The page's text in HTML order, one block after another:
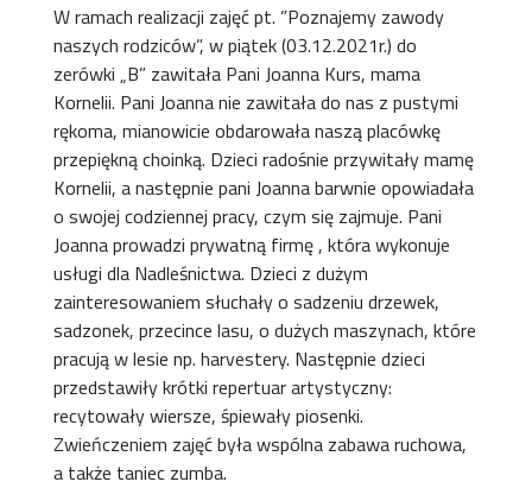
W ramach realizacji zajęć pt. ”Poznajemy zawody
naszych rodziców”, w piątek (03.12.2021r.) do
zerówki „B” zawitała Pani Joanna Kurs, mama
Kornelii. Pani Joanna nie zawitała do nas z pustymi
rękoma, mianowicie obdarowała naszą placówkę
przepiękną choinką. Dzieci radośnie przywitały mamę
Kornelii, a następnie pani Joanna barwnie opowiadała
o swojej codziennej pracy, czym się zajmuje. Pani
Joanna prowadzi prywatną firmę , która wykonuje
usługi dla Nadleśnictwa. Dzieci z dużym
zainteresowaniem słuchały o sadzeniu drzewek,
sadzonek, przecince lasu, o dużych maszynach, które
pracują w lesie np. harvestery. Następnie dzieci
przedstawiły krótki repertuar artystyczny:
recytowały wiersze, śpiewały piosenki.
Zwieńczeniem zajęć była wspólna zabawa ruchowa,
a także taniec zumba.